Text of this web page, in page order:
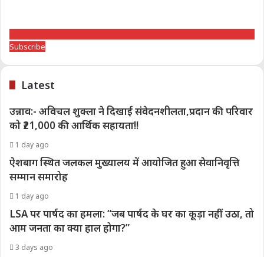
Subscribe
Latest
उन्नाव:- अविचल शुक्ला ने दिखाई संवेदनशीलता,प्रदान की परिवार
को ₹21,000 की आर्थिक सहायता!!
1 day ago
ऐशबाग स्थित जलकल मुख्यालय में आयोजित हुआ सेवानिवृत्ति
सम्मान समारोह
1 day ago
LSA पर पार्षद का हमला: “जब पार्षद के घर का कूड़ा नहीं उठा, तो
आम जनता का क्या हाल होगा?”
3 days ago